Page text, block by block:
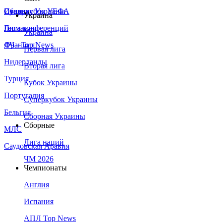
Сборная Украины
Италия
Германия
Франция
Нидерланды
Турция
Португалия
Бельгия
МЛС
Саудовская Аравия
Суперкубок УЕФА
Лига конференций
ЛЧ - Top News
Украина
Украина
Первая лига
Вторая лига
Кубок Украины
Суперкубок Украины
Сборная Украины
Сборные
Лига наций
ЧМ 2026
Чемпионаты
Англия
Испания
АПЛ Top News